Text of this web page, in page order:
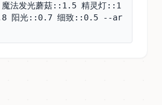
法发光蘑菇::1.5 精灵灯::1
阳光::0.7 细致::0.5 --ar